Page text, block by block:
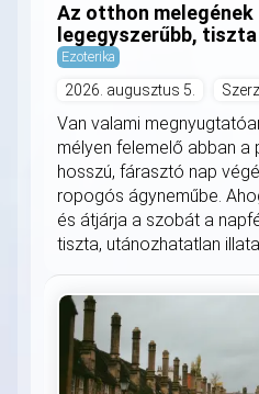
Az otthon melegének
legegyszerűbb,
Ezoterika
2026. augusztus 5.
Van valami
mélyen felemelő abban a
hosszú, fárasztó nap
ropogós ágyneműbe.
és átjárja a szobát a
tiszta, utánozhatatlan